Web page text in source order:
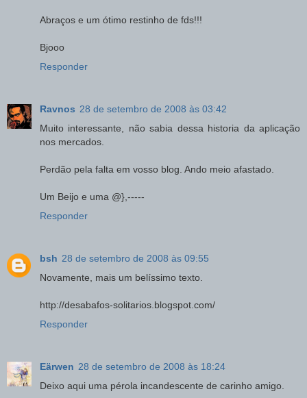
Abraços e um ótimo restinho de fds!!!
Bjooo
Responder
Ravnos 28 de setembro de 2008 às 03:42
Muito interessante, não sabia dessa historia da aplicação
nos mercados.
Perdão pela falta em vosso blog. Ando meio afastado.
Um Beijo e uma @},-----
Responder
bsh 28 de setembro de 2008 às 09:55
Novamente, mais um belíssimo texto.
http://desabafos-solitarios.blogspot.com/
Responder
Eärwen 28 de setembro de 2008 às 18:24
Deixo aqui uma pérola incandescente de carinho amigo.